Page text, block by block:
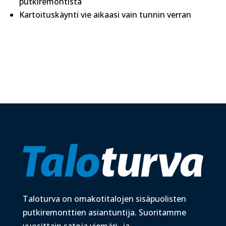
Kartoituskäynti vie aikaasi vain tunnin verran
Taloturva on omakotitalojen sisäpuolisten
putkiremonttien asiantuntija. Suoritamme